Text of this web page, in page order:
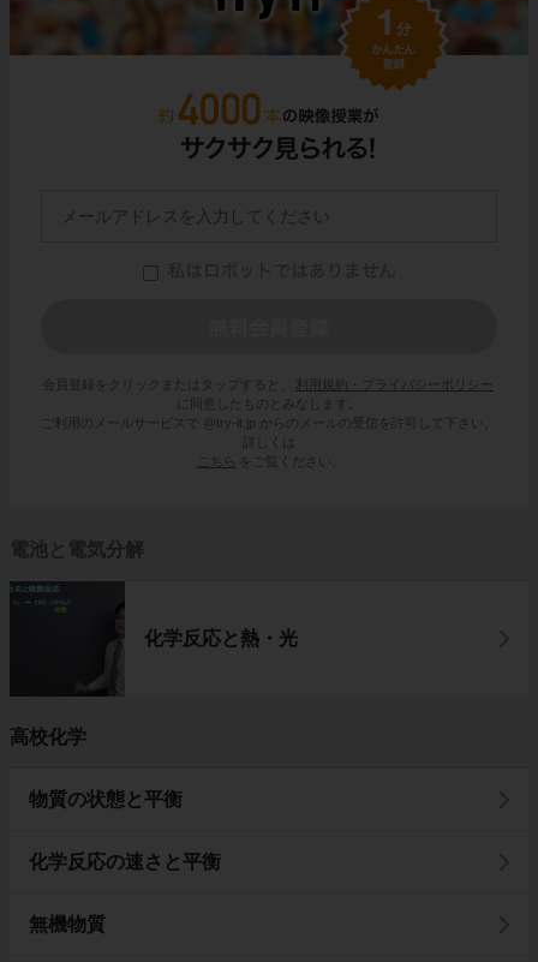
会員登録をクリックまたはタップすると、
利用規約・プライバシーポリシー
に同意したものとみなします。
ご利用のメールサービスで @try-it.jp からのメールの受信を許可して下さい。
詳しくは
こちら
をご覧ください。
電池と電気分解
化学反応と熱・光
高校化学
物質の状態と平衡
化学反応の速さと平衡
無機物質